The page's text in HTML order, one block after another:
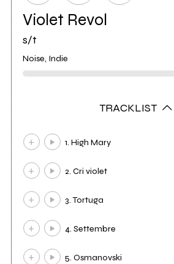
Violet Revol
s/t
Noise, Indie
TRACKLIST
1. High Mary
2. Cri violet
3. Tortuga
4. Settembre
5. Osmanovski